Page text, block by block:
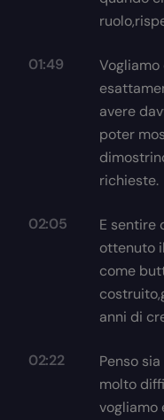
01:49
avere
poter
richieste.
02:05
E sentire
ottenuto
come
anni di
02:22
Penso
molto
vogliamo